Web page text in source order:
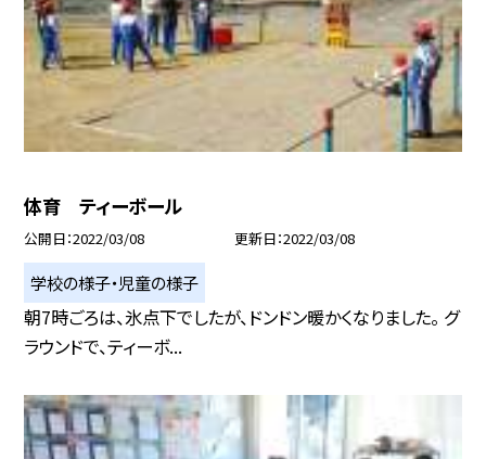
体育 ティーボール
公開日 2022/03/08 更新日 2022/03/08
学校の様子・児童の様子
朝7時ごろは、氷点下でしたが、ドンドン暖かくなりました。 グ
ラウンドで、ティーボ...